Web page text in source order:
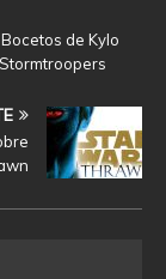
de Kylo